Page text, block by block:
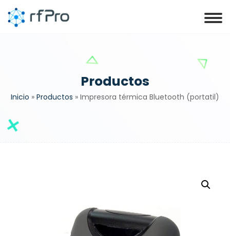
Productos
Inicio » Productos » Impresora térmica Bluetooth (portatil)